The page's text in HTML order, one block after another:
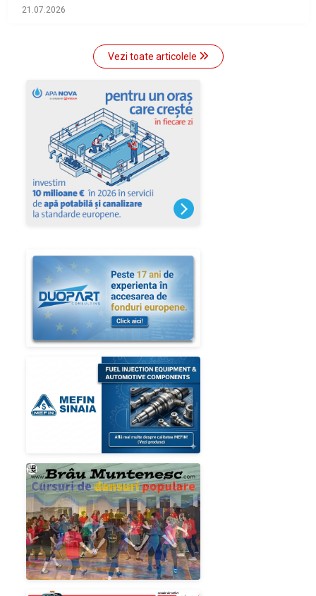
21.07.2026
Vezi toate articolele